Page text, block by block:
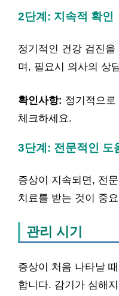
2단계: 지속적 확인
정기적인 건강 검진
며, 필요시 의사의 상
확인사항: 정기적으
체크하세요.
3단계: 전문적인 도
증상이 지속되면, 전
치료를 받는 것이 중
관리 시기
증상이 처음 나타날
합니다. 감기가 심해